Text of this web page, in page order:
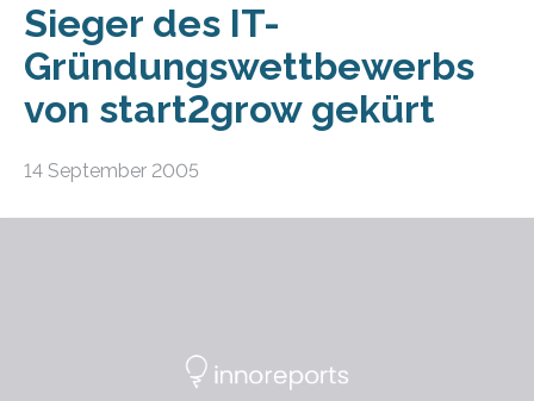
Sieger des IT-
Gründungswettbewerbs
von start2grow gekürt
14 September 2005